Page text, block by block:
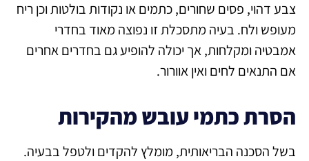
צבע דהוי, פסים שחורים, כתמים או נקודות בולטות וכן ריח
מעופש ולח. בעיה מתסכלת זו נפוצה מאוד בחדרי
אמבטיה ומקלחות, אך יכולה להופיע גם בחדרים אחרים
אם התנאים לחים ואין אוורור.
הסרת כתמי עובש מהקירות
בשל הסכנה הבריאותית, מומלץ להקדים ולטפל בבעיה.